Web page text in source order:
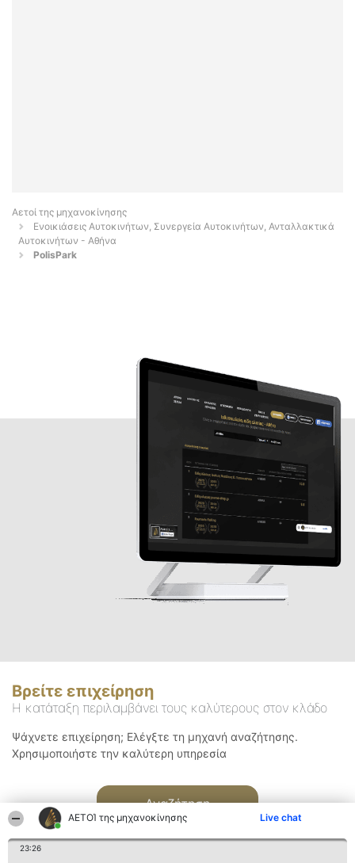
ΑΕΤΟΊ της μηχανοκίνησης Live chat
23:26
Αετοί της μηχανοκίνησης
Ενοικιάσεις Αυτοκινήτων, Συνεργεία Αυτοκινήτων, Ανταλλακτικά
Αυτοκινήτων - Αθήνα
PolisPark
Βρείτε επιχείρηση
Η κατάταξη περιλαμβάνει τους καλύτερους στον κλάδο
Ψάχνετε επιχείρηση; Ελέγξτε τη μηχανή αναζήτησης.
Χρησιμοποιήστε την καλύτερη υπηρεσία
Αναζήτηση